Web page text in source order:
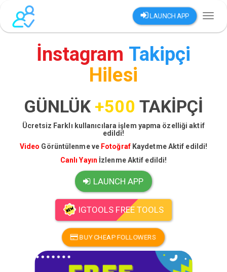
LAUNCH APP
İnstagram Takipçi
Hilesi
GÜNLÜK +500 TAKİPÇİ
Ücretsiz Farklı kullanıcılara işlem yapma özelliği aktif
edildi!
Video Görüntülenme ve Fotoğraf Kaydetme Aktif edildi!
Canlı Yayın İzlenme Aktif edildi!
LAUNCH APP
IGTOOLS FREE TOOLS
BUY CHEAP FOLLOWERS